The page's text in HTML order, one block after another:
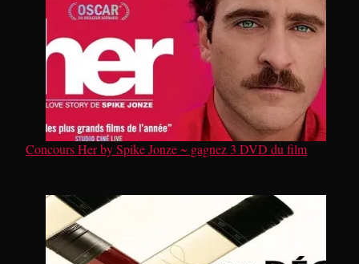
Concours Her by Spike Jonze ~ gagnez 3 DVD du film